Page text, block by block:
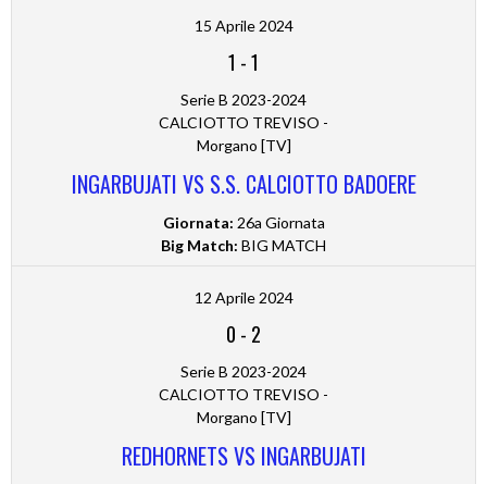
15 Aprile 2024
1 -1
Serie B 2023-2024
CALCIOTTO TREVISO -
Morgano [TV]
INGARBUJATI VS S.S. CALCIOTTO BADOERE
Giornata: 26a Giornata
Big Match: BIG MATCH
12 Aprile 2024
0 - 2
Serie B 2023-2024
CALCIOTTO TREVISO -
Morgano [TV]
REDHORNETS VS INGARBUJATI